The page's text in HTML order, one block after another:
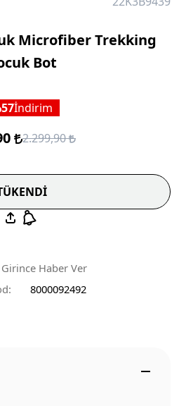
Microfiber Trekking
Bot
57İndirim
2.299,90
Haber Ver
8000092492